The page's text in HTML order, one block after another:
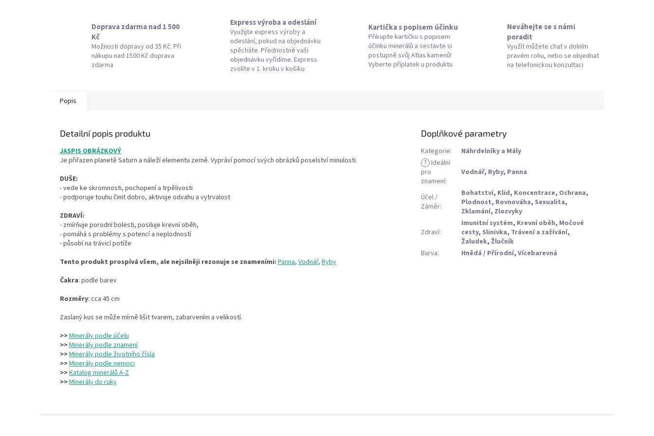
Doprava zdarma nad 1 500
Kč
Možnosti dopravy od 35 Kč. Při
nákupu nad 1500 Kč doprava
zdarma
Express výroba a odeslání
Využijte express výroby a
odeslání, pokud na objednávku
spěcháte. Přednostně vaši
objednávku vyřídíme. Express
zvolíte v 1. kroku v košíku
Kartička s popisem účinku
Přikupte kartičku s popisem
účinku minerálů a sestavte si
postupně svůj Atlas kamenů!
Vyberte příplatek u produktu
Neváhejte se s námi
poradit
Využít můžete chat v dolním
pravém rohu, nebo se objednat
na telefonickou konzultaci
Popis
Detailní popis produktu
JASPIS OBRÁZKOVÝ
Je přiřazen planetě Saturn a náleží elementu země. Vypráví pomocí svých obrázků poselství minulosti.
DUŠE:
- vede ke skromnosti, pochopení a trpělivosti
- podporuje touhu činit dobro, aktivuje odvahu a vytrvalost
ZDRAVÍ:
- zmírňuje porodní bolesti, posiluje krevní oběh,
- pomáhá s problémy s potencí a neplodností
- působí na trávicí potíže
Tento produkt prospívá všem, ale nejsilněji rezonuje se znameními: Panna, Vodnář, Ryby
Čakra: podle barev
Rozměry: cca 45 cm
Zaslaný kus se může mírně lišit tvarem, zabarvením a velikostí.
>>Minerály podle účelu
>>Minerály podle znamení
>>Minerály podle životního čísla
>>Minerály podle nemoci
>>Katalog minerálů A-Z
>>Minerály do ruky
Doplňkové parametry
Kategorie:
Náhrdelníky a Mály
? Ideální
pro
znamení:
Vodnář, Ryby, Panna
Účel /
Záměr:
Bohatství, Klid, Koncentrace, Ochrana,
Plodnost, Rovnováha, Sexualita,
Zklamání, Zlozvyky
Zdraví:
Imunitní systém, Krevní oběh, Močové
cesty, Slinivka, Trávení a zažívání,
Žaludek, Žlučník
Barva: Hnědá / Přírodní,Vícebarevná